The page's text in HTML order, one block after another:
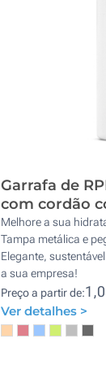
Garrafa de
com cordão
Melhore a sua
Tampa metálica e
Elegante,
a sua empresa!
Preço a partir de:
Ver detalhes >